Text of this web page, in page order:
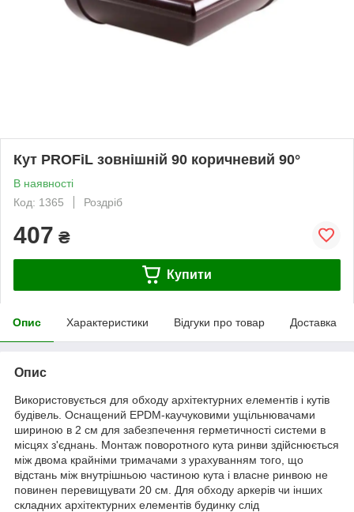
Кут PROFiL зовнішній 90 коричневий 90°
В наявності
Код: 1365
Роздріб
407 ₴
Купити
Опис Характеристики Відгуки про товар Доставка
Опис
Використовується для обходу архітектурних елементів і кутів
будівель. Оснащений EPDM-каучуковими ущільнювачами
шириною в 2 см для забезпечення герметичності системи в
місцях з'єднань. Монтаж поворотного кута ринви здійснюється
між двома крайніми тримачами з урахуванням того, що
відстань між внутрішньою частиною кута і власне ринвою не
повинен перевищувати 20 см. Для обходу аркерів чи інших
складних архітектурних елементів будинку слід